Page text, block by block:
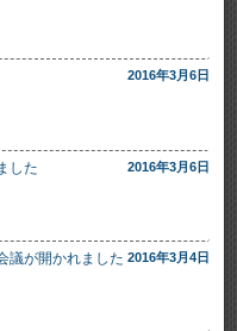
2016年3月6日
した 2016年3月6日
議が開かれました 2016年3月4日